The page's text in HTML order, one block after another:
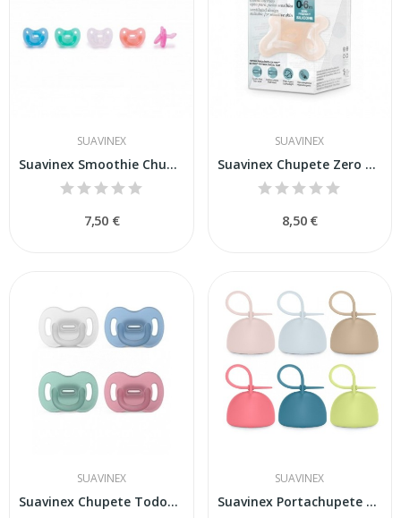
SUAVINEX
Suavinex Smoothie Chupete Silicona 0-6m
7,50 €
SUAVINEX
Suavinex Chupete Zero Zero 0-6m
8,50 €
SUAVINEX
Suavinex Chupete TodoSilicona Fisiológico SX...
SUAVINEX
Suavinex Portachupete Silicona 1 Unidad